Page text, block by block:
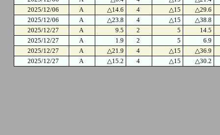
2025/12/06
A △14.6 4 △15
△29.6
2025/12/06
A △23.8 4 △15
△38.8
2025/12/27
A 9.5 2 5
14.5
2025/12/27
A 1.9 2 5
6.9
2025/12/27
A △21.9 4 △15
△36.9
2025/12/27
A △15.2 4 △15 △30.2